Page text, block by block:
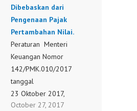
Dibebaskan dari
Pengenaan Pajak
Pertambahan Nilai.
Peraturan Menteri
Keuangan Nomor
142/PMK.010/2017
tanggal
23 Oktober 2017,
tentang Perubahan
October 27, 2017